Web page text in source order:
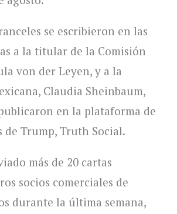
se escribieron en las
a la titular de la Comisión
von der Leyen, y a la
Claudia Sheinbaum,
en la plataforma de
de Trump, Truth Social.
más de 20 cartas
socios comerciales de
durante la última semana,